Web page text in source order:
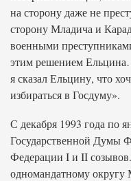
на сторону даже не
сторону Младича и
военными
этим решением
я сказал Ельцину, что
избираться в Госдуму».
С декабря 1993 года по
Государственной Думы
Федерации I и II
одномандатному округу